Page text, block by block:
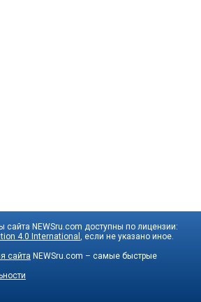
сайта NEWSru.com доступны по лицензии:
4.0 International
, если не указано иное.
сайта NEWSru.com – самые быстрые